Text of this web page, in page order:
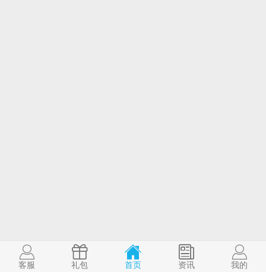
客服 礼包 首页 资讯 我的